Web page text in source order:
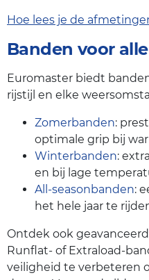
Hoe lees je de
Banden voor
Euromaster biedt
rijstijl en elke
Zomerbanden:
optimale grip bij
Winterbanden:
en bij lage
All-seasonbanden:
het hele jaar te
Ontdek ook
Runflat- of Extraload-
veiligheid te verbeteren